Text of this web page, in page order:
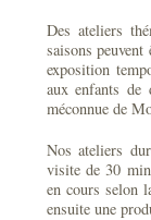
Des ateliers
saisons
exposition
aux enfants de
méconnue de
Nos ateliers
visite de 30
en cours selon
ensuite une